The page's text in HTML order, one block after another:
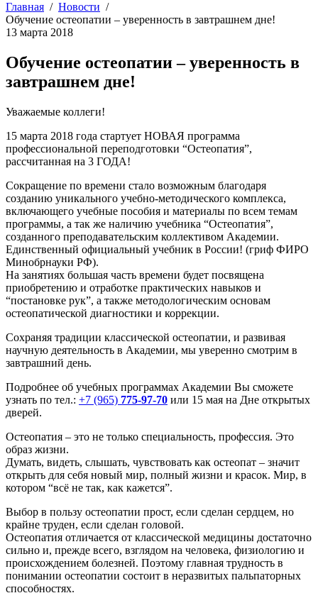
Главная
Новости
Обучение остеопатии – уверенность в завтрашнем дне!
13 марта 2018
Обучение остеопатии – уверенность в
завтрашнем дне!
Уважаемые коллеги!
15 марта 2018 года стартует НОВАЯ программа
профессиональной переподготовки “Остеопатия”,
рассчитанная на 3 ГОДА!
Сокращение по времени стало возможным благодаря
созданию уникального учебно-методического комплекса,
включающего учебные пособия и материалы по всем темам
программы, а так же наличию учебника “Остеопатия”,
созданного преподавательским коллективом Академии.
Единственный официальный учебник в России! (гриф ФИРО
Минобрнауки РФ).
На занятиях большая часть времени будет посвящена
приобретению и отработке практических навыков и
“постановке рук”, а также методологическим основам
остеопатической диагностики и коррекции.
Сохраняя традиции классической остеопатии, и развивая
научную деятельность в Академии, мы уверенно смотрим в
завтрашний день.
Подробнее об учебных программах Академии Вы сможете
узнать по тел.: +7 (965) 775-97-70 или 15 мая на Дне открытых
дверей.
Остеопатия – это не только специальность, профессия. Это
образ жизни.
Думать, видеть, слышать, чувствовать как остеопат – значит
открыть для себя новый мир, полный жизни и красок. Мир, в
котором “всё не так, как кажется”.
Выбор в пользу остеопатии прост, если сделан сердцем, но
крайне труден, если сделан головой.
Остеопатия отличается от классической медицины достаточно
сильно и, прежде всего, взглядом на человека, физиологию и
происхождением болезней. Поэтому главная трудность в
понимании остеопатии состоит в неразвитых пальпаторных
способностях.